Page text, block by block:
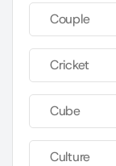
Couple
Cricket
Cube
Culture